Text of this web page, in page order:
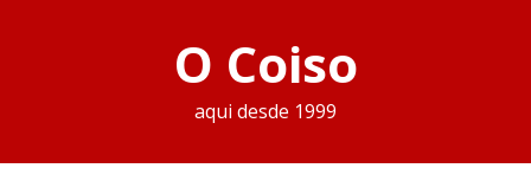
O Coiso
aqui desde 1999